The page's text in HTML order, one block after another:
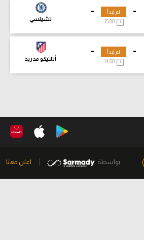
-
-
تشيلسي
لم تبدأ
15:00
-
-
أتلتيكو مدريد
لم تبدأ
14:00
بواسطة اعلن معنا